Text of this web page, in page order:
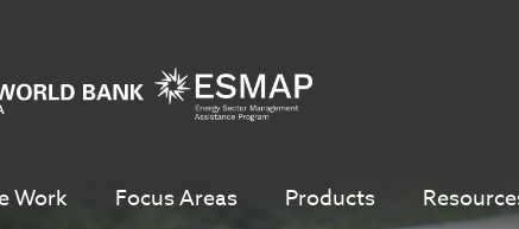
Work Focus Areas Products